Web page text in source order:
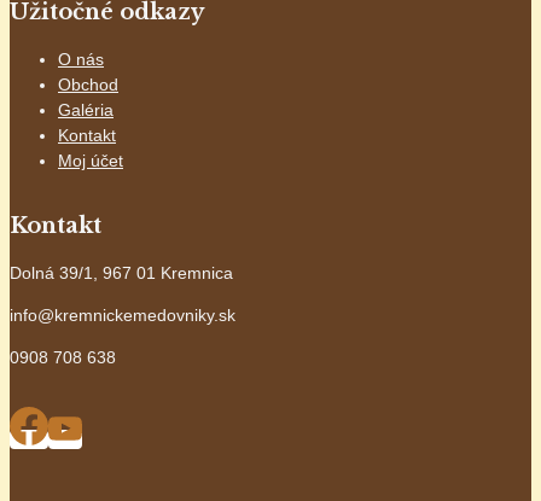
Užitočné odkazy
O nás
Obchod
Galéria
Kontakt
Moj účet
Kontakt
Dolná 39/1, 967 01 Kremnica
info@kremnickemedovniky.sk
0908 708 638